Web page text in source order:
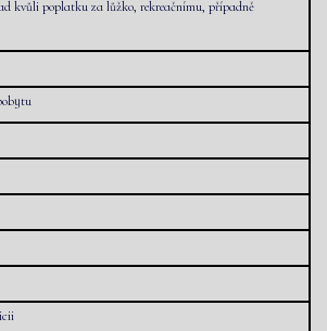
kvůli poplatku za lůžko, rekreačnímu, případně